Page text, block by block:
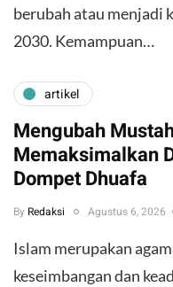
berubah atau menjadi
2030. Kemampuan…
artikel
Mengubah
Memaksimalkan
Dompet Dhuafa
By Redaksi Agustus 6, 2026
Islam merupakan
keseimbangan dan